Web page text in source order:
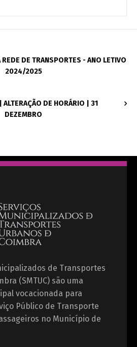
DE TRANSPORTES - ANO LETIVO
2024/2025
ALTERAÇÃO DE HORÁRIO | 31
DEZEMBRO
de Transportes
(SMTUC) são uma
vocacionada para
Público de Transporte
no Município de